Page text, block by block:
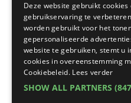
Mis
Ontvang onze wekelijkse
Deze website gebruikt cookies
gebruikservaring te
worden gebruikt voor het
gepersonaliseerde
website te gebruiken, stemt u
cookies in overeenstemming
Cookiebeleid. Lees verder
SHOW ALL PARTNERS